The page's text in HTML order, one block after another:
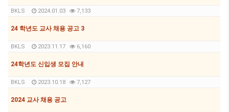
BKLS 2024.01.03 7,133
24 학년도 교사 채용 공고 3
BKLS 2023.11.17 6,160
24학년도 신입생 모집 안내
BKLS 2023.10.18 7,127
2024 교사 채용 공고